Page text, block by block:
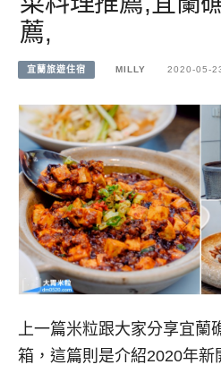
薦,
宜蘭旅遊住宿 MILLY 2020-05-
上一篇米粒跟大家分享宜蘭
箱，這篇則是介紹2020年新